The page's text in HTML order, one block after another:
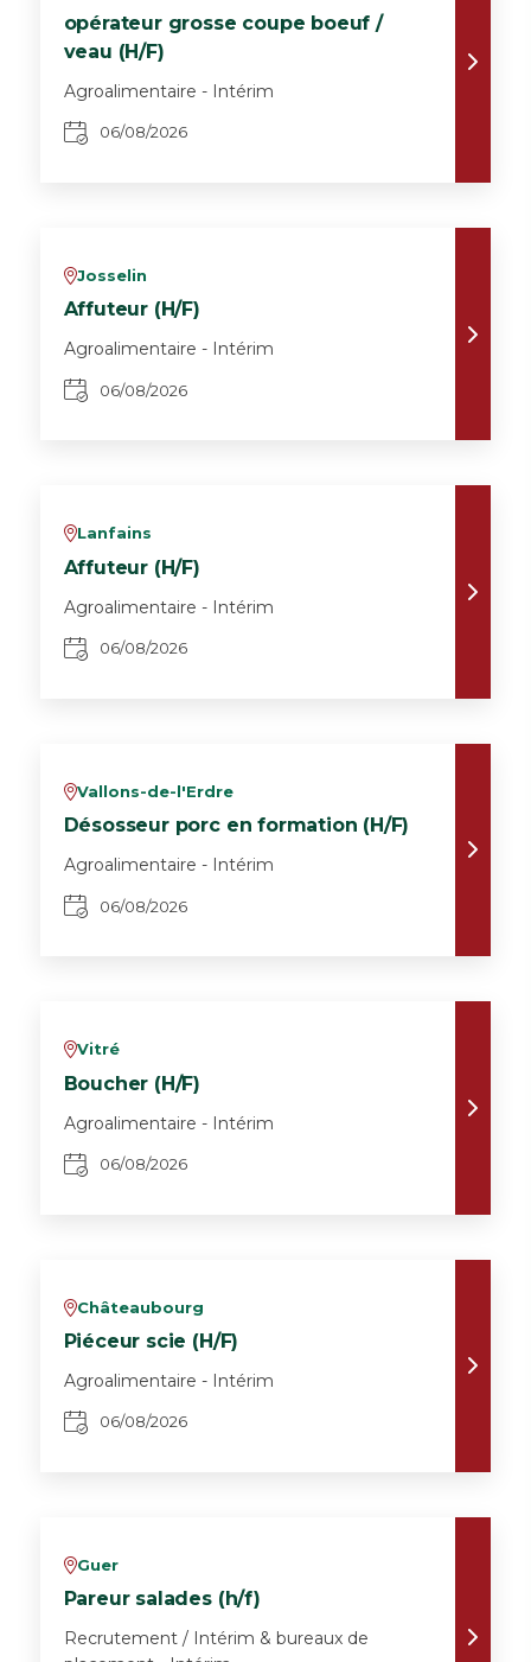
opérateur grosse coupe boeuf /
veau (H/F)
Agroalimentaire - Intérim
06/08/2026
vJosselin
Affuteur (H/F)
Agroalimentaire - Intérim
06/08/2026
vLanfains
Affuteur (H/F)
Agroalimentaire - Intérim
06/08/2026
vVallons-de-l'Erdre
Désosseur porc en formation (H/F)
Agroalimentaire - Intérim
06/08/2026
vVitré
Boucher (H/F)
Agroalimentaire - Intérim
06/08/2026
vChâteaubourg
Piéceur scie (H/F)
Agroalimentaire - Intérim
06/08/2026
vGuer
Pareur salades (h/f)
Recrutement / Intérim & bureaux de